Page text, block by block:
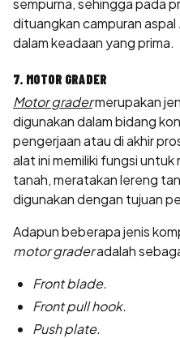
sempurna, sehingga pada
dituangkan campuran aspal
dalam keadaan yang prima.
7. MOTOR GRADER
Motor gradermerupakan
digunakan dalam bidang
pengerjaan atau di akhir
alat ini memiliki fungsi
tanah, meratakan lereng
digunakan dengan tujuan
Adapun beberapa jenis
motor graderadalah
Front blade.
Front pull hook.
Push plate.